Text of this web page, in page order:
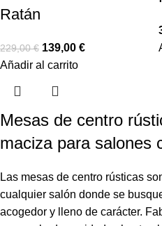
Ratán
229,00€ 139,00 €
Añadir al carrito
Mesas de centro
maciza para salones
Las mesas de centro rústicas
cualquier salón donde se
acogedor y lleno de carácter.